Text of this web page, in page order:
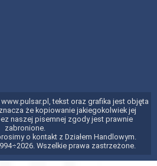
tekst oraz grafika jest objęta
że kopiowanie jakiegokolwiek jej
naszej pisemnej zgody jest prawnie
zabronione.
o kontakt z Działem Handlowym.
Wszelkie prawa zastrzeżone.